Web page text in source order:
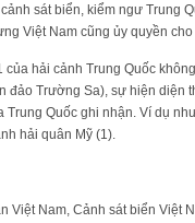
sát biển, kiểm ngư Trung
Việt Nam cũng ủy quyền
của hải cảnh Trung Quốc
đảo Trường Sa), sự hiện
Trung Quốc ghi nhận. Ví dụ
hải quân Mỹ (1).
Việt Nam, Cảnh sát biển Việt